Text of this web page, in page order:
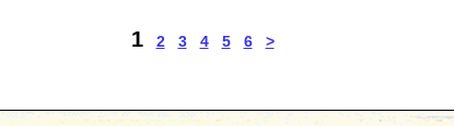
1 2 3 4 5 6 >